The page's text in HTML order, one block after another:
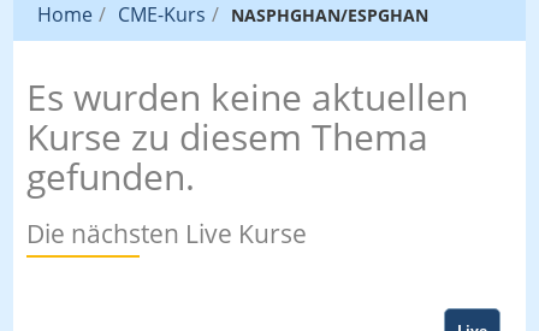
Home / CME-Kurs / NASPHGHAN/ESPGHAN
Es wurden keine aktuellen
Kurse zu diesem Thema
gefunden.
Die nächsten Live Kurse